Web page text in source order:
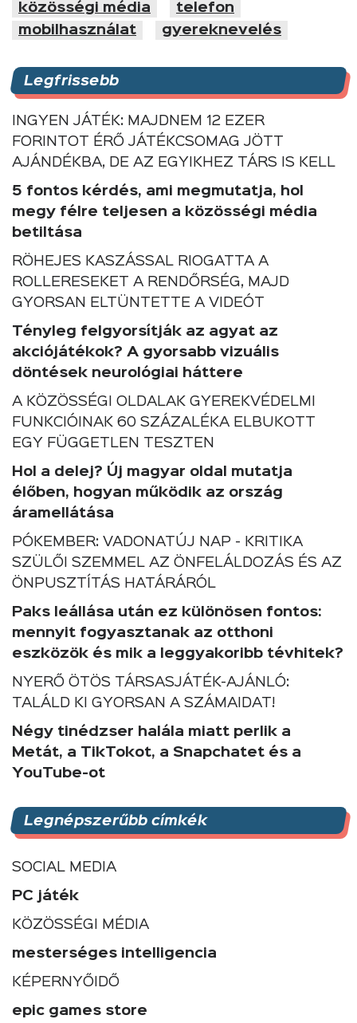
közösségi média
telefon
mobilhasználat
gyereknevelés
Legfrissebb
INGYEN JÁTÉK: MAJDNEM 12 EZER
FORINTOT ÉRŐ JÁTÉKCSOMAG JÖTT
AJÁNDÉKBA, DE AZ EGYIKHEZ TÁRS IS KELL
5 fontos kérdés, ami megmutatja, hol
megy félre teljesen a közösségi média
betiltása
RÖHEJES KASZÁSSAL RIOGATTA A
ROLLERESEKET A RENDŐRSÉG, MAJD
GYORSAN ELTÜNTETTE A VIDEÓT
Tényleg felgyorsítják az agyat az
akciójátékok? A gyorsabb vizuális
döntések neurológiai háttere
A KÖZÖSSÉGI OLDALAK GYEREKVÉDELMI
FUNKCIÓINAK 60 SZÁZALÉKA ELBUKOTT
EGY FÜGGETLEN TESZTEN
Hol a delej? Új magyar oldal mutatja
élőben, hogyan működik az ország
áramellátása
PÓKEMBER: VADONATÚJ NAP - KRITIKA
SZÜLŐI SZEMMEL AZ ÖNFELÁLDOZÁS ÉS AZ
ÖNPUSZTÍTÁS HATÁRÁRÓL
Paks leállása után ez különösen fontos:
mennyit fogyasztanak az otthoni
eszközök és mik a leggyakoribb tévhitek?
NYERŐ ÖTÖS TÁRSASJÁTÉK-AJÁNLÓ:
TALÁLD KI GYORSAN A SZÁMAIDAT!
Négy tinédzser halála miatt perlik a
Metát, a TikTokot, a Snapchatet és a
YouTube-ot
Legnépszerűbb címkék
SOCIAL MEDIA
PC játék
KÖZÖSSÉGI MÉDIA
mesterséges intelligencia
KÉPERNYŐIDŐ
epic games store